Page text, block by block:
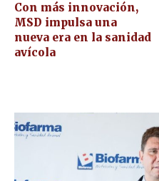
Con más innovación,
MSD impulsa una
nueva era en la sanidad
avícola